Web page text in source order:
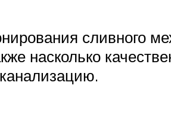
сливного
насколько